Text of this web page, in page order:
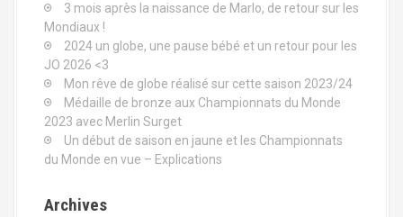
o
r
:
3 mois après la naissance de Marlo, de retour sur les
Mondiaux !
2024 un globe, une pause bébé et un retour pour les
JO 2026 <3
Mon rêve de globe réalisé sur cette saison 2023/24
Médaille de bronze aux Championnats du Monde
2023 avec Merlin Surget
Un début de saison en jaune et les Championnats
du Monde en vue – Explications
Archives